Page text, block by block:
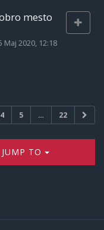
mesto
Maj 2020, 12:18
4 5 … 22
TO